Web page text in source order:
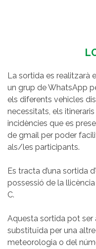
La sortida es realitzarà
un grup de WhatsApp
els diferents vehicles
necessitats, els
incidències que es
de gmail per poder
als/les participants.
Es tracta d’una sortida
possessió de la
C.
Aquesta sortida pot ser
substituïda per una
meteorologia o del